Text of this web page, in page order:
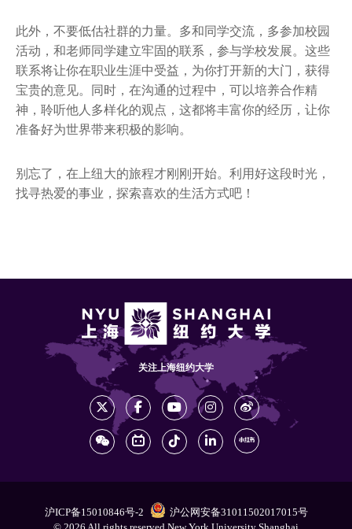
此外，不要低估社群的力量。多和同学交流，多参加校园
活动，和老师同学建立牢固的联系，参与学校发展。这些
联系将让你在职业生涯中受益，为你打开新的大门，获得
宝贵的意见。同时，在沟通的过程中，可以培养合作精
神，聆听他人多样化的观点，这都将丰富你的经历，让你
准备好为世界带来积极的影响。
别忘了，在上纽大的旅程才刚刚开始。利用好这段时光，
找寻热爱的事业，探索喜欢的生活方式吧！
关注上海纽约大学
沪ICP备15010846号-2
沪公网安备31011502017015号